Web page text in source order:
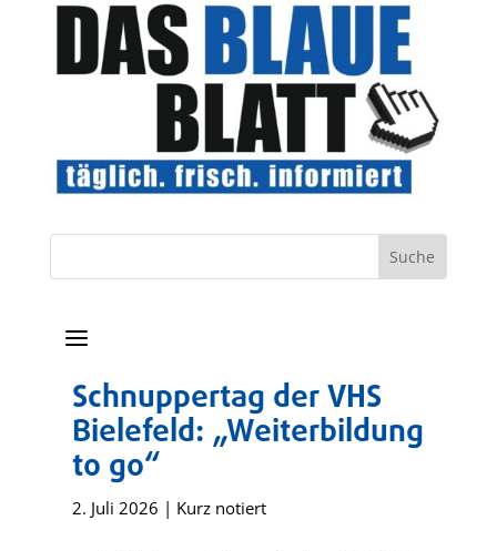
a
Schnuppertag der VHS
Bielefeld: „Weiterbildung
to go“
2. Juli 2026 | Kurz notiert